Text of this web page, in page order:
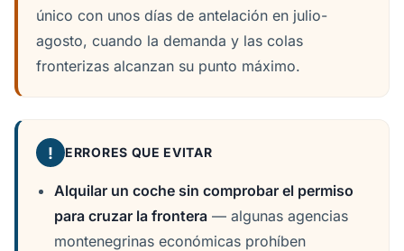
único con unos días de antelación en julio-
agosto, cuando la demanda y las colas
fronterizas alcanzan su punto máximo.
! ERRORES QUE EVITAR
Alquilar un coche sin comprobar el permiso
para cruzar la frontera — algunas agencias
montenegrinas económicas prohíben